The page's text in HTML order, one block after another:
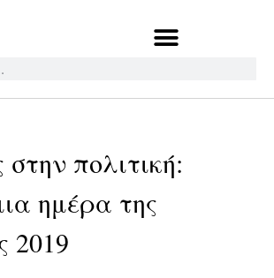
στην πολιτική:
ημέρα της
2019